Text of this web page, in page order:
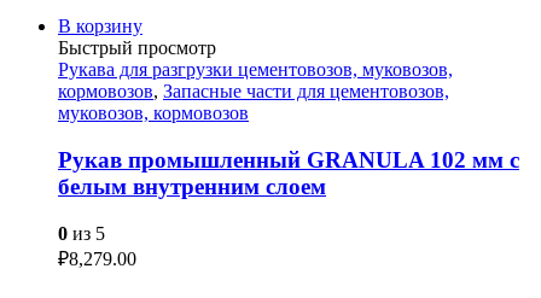
В корзину
Быстрый просмотр
Рукава для разгрузки цементовозов, муковозов,
кормовозов, Запасные части для цементовозов,
муковозов, кормовозов
Рукав промышленный GRANULA 102 мм с
белым внутренним слоем
0 из 5
₽8,279.00